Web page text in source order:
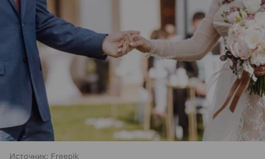
Источник: Freepik